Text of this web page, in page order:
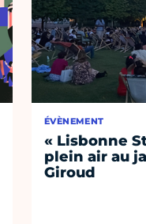
ÉVÈNEMENT
« Lisbonne
plein air au
Giroud